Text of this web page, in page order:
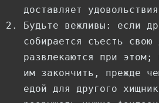
доставляет
Будьте вежливы: если
собирается съесть
развлекаются при этом;
им закончить, прежде
едой для другого